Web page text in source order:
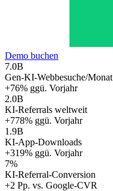
Demo buchen
7.0B
Gen-KI-Webbesuche/Monat
+76% ggü. Vorjahr
2.0B
KI-Referrals weltweit
+778% ggü. Vorjahr
1.9B
KI-App-Downloads
+319% ggü. Vorjahr
7%
KI-Referral-Conversion
+2 Pp. vs. Google-CVR